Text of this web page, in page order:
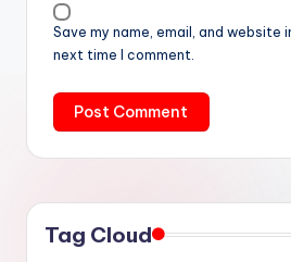
Save my name, email, and website
next time I comment.
Tag Cloud